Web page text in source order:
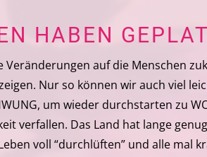
HABEN
auf die Menschen
Nur so können wir auch viel
um wieder durchstarten zu
verfallen. Das Land hat lange genug
voll “durchlüften” und alle mal